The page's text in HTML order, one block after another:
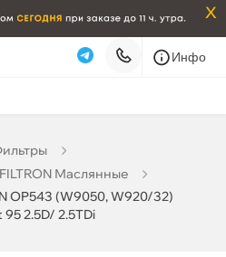
x
Инфо
FILTRON Маслянные
OP543 (W9050, W920/32)
95 2.5D/ 2.5TDi
OP543 (W9050, W920/32)
Завтра, 06.08 (при заказе от 2000₽)